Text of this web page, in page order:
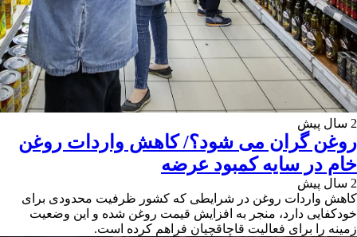
2 سال پیش
روغن گران می شود؟/ کاهش واردات روغن
خام در سایه کمبود عرضه
2 سال پیش
کاهش واردات روغن در شرایطی که کشور ظرفیت محدودی برای
خودکفایی دارد، منجر به افزایش قیمت روغن شده و این وضعیت
زمینه را برای فعالیت قاچاقچیان فراهم کرده است.